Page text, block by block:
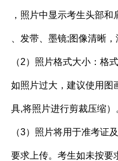
，照片中显示考生头部
、发带、墨镜;图像清晰，
（2）照片格式大小：格
如照片过大，建议使用图
具,将照片进行剪裁压缩）
（3）照片将用于准考证
要求上传。考生如未按要